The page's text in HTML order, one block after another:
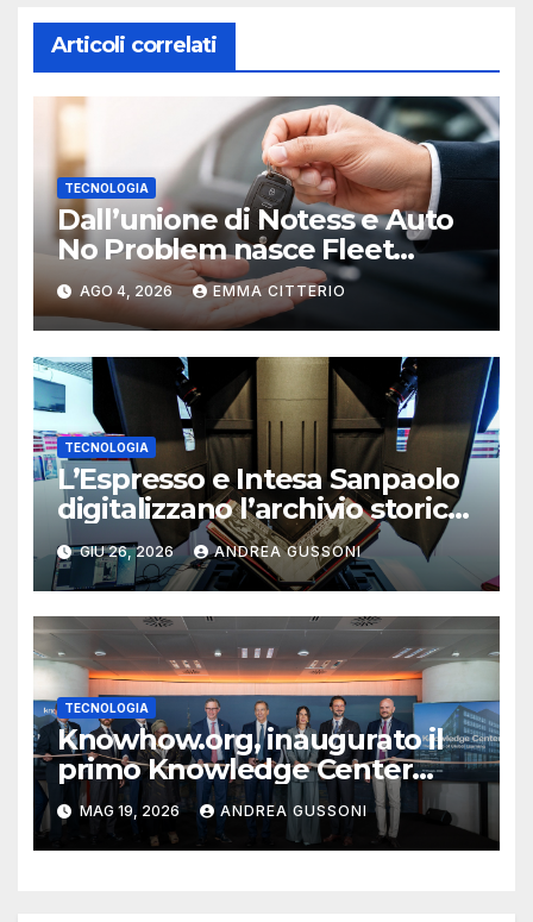
Articoli correlati
TECNOLOGIA
Dall’unione di Notess e Auto
No Problem nasce Fleet
Specialist
AGO 4, 2026 EMMA CITTERIO
TECNOLOGIA
L’Espresso e Intesa Sanpaolo
digitalizzano l’archivio storico
del settimanale
GIU 26, 2026 ANDREA GUSSONI
TECNOLOGIA
Knowhow.org, inaugurato il
primo Knowledge Center
globale a Milano
MAG 19, 2026 ANDREA GUSSONI